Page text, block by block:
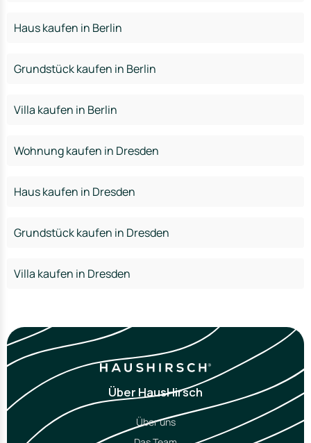
Haus kaufen in Berlin
Grundstück kaufen in Berlin
Villa kaufen in Berlin
Wohnung kaufen in Dresden
Haus kaufen in Dresden
Grundstück kaufen in Dresden
Villa kaufen in Dresden
Über HausHirsch
Über uns